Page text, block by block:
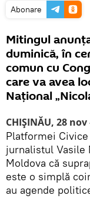
Abonare
Mitingul
duminică, în
comun cu
care va avea
Național
CHIȘINĂU, 28
Platformei
jurnalistul Vasile
Moldova că
este o simplă
au agende